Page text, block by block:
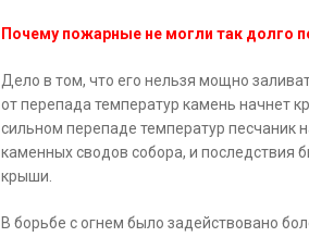
Почему пожарные не могли так долго
Дело в том, что его нельзя мощно
от перепада температур камень начнет
сильном перепаде температур песчаник
каменных сводов собора, и последствия
крыши.
В борьбе с огнем было задействовано